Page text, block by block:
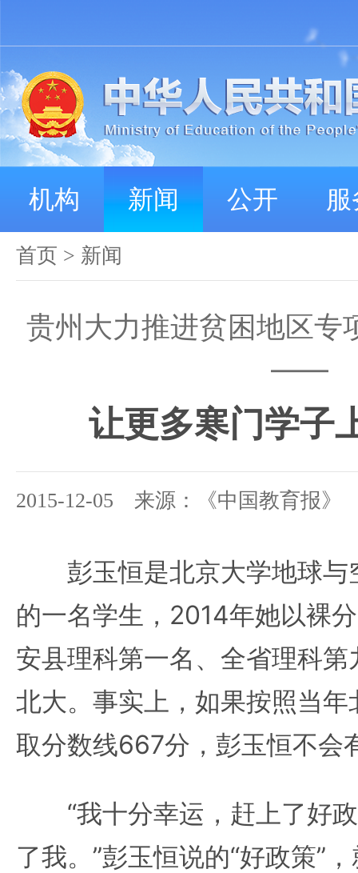
机构 新闻 公开
首页 > 新闻
贵州大力推进贫困地区专
——
让更多寒门学子
2015-12-05 来源：《中国教育报》
彭玉恒是北京大学地球与
的一名学生，2014年她以裸
安县理科第一名、全省理科
北大。事实上，如果按照当
取分数线667分，彭玉恒不会
“我十分幸运，赶上了好政
了我。”彭玉恒说的“好政策”